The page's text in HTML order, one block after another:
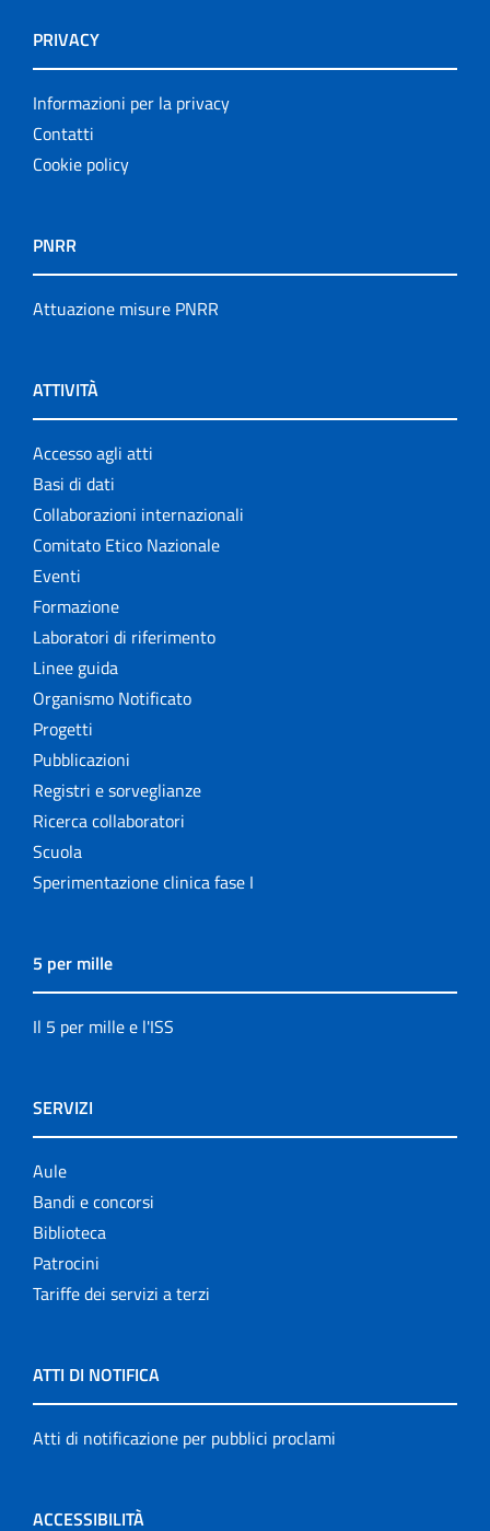
PRIVACY
Informazioni per la privacy
Contatti
Cookie policy
PNRR
Attuazione misure PNRR
ATTIVITÀ
Accesso agli atti
Basi di dati
Collaborazioni internazionali
Comitato Etico Nazionale
Eventi
Formazione
Laboratori di riferimento
Linee guida
Organismo Notificato
Progetti
Pubblicazioni
Registri e sorveglianze
Ricerca collaboratori
Scuola
Sperimentazione clinica fase I
5 per mille
Il 5 per mille e l'ISS
SERVIZI
Aule
Bandi e concorsi
Biblioteca
Patrocini
Tariffe dei servizi a terzi
ATTI DI NOTIFICA
Atti di notificazione per pubblici proclami
ACCESSIBILITÀ